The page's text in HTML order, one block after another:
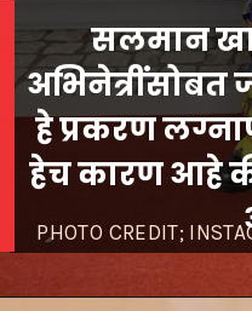
PHOTO CREDIT;
सलमान
हे प्रकरण
हेच कारण आहे